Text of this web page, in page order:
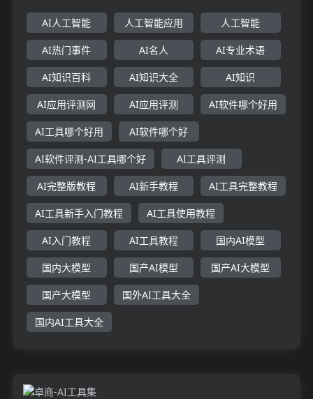
AI人工智能 人工智能应用 人工智能
AI热门事件 AI名人 AI专业术语
AI知识百科 AI知识大全 AI知识
AI应用评测网 AI应用评测 AI软件哪个好用
AI工具哪个好用 AI软件哪个好
AI软件评测-AI工具哪个好 AI工具评测
AI完整版教程 AI新手教程 AI工具完整教程
AI工具新手入门教程 AI工具使用教程
AI入门教程 AI工具教程 国内AI模型
国内大模型 国产AI模型 国产AI大模型
国产大模型 国外AI工具大全
国内AI工具大全